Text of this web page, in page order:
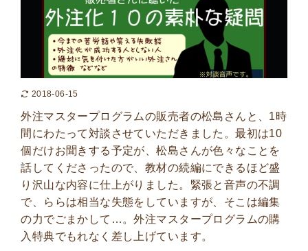
2018-06-15
外注マスタープログラムの販売者の松島さんと、1時
間にわたって対談させていただきました。最初は10
個だけお聞きする予定が、松島さんが色々なことを
話してくださったので、教材の続編にできるほど盛
り沢山な内容に仕上がりました。緊張と音声の不調
で、ららは相当な失態をしていますが、そこは編集
の力でごまかして…。外注マスタープログラムの購
入特典でもれなく差し上げています。